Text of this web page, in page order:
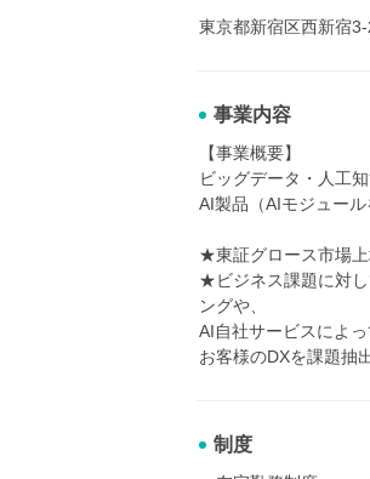
東京都新宿区西新宿
事業内容
【事業概要】
ビッグデータ・人工
AI製品（AIモジュー
★東証グロース市場
★ビジネス課題に対し
ングや、
AI自社サービスによ
お客様のDXを課題抽
制度